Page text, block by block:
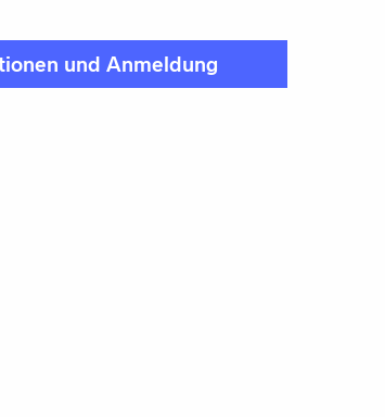
und Anmeldung